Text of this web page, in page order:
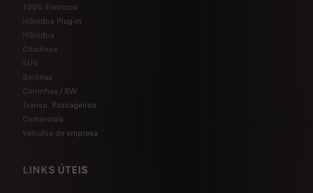
100% Elétricos
Híbridos Plug-in
Híbridos
Citadinos
SUV
Berlinas
Carrinhas / SW
Transp. Passageiros
Comerciais
Veículos de empresa
LINKS ÚTEIS